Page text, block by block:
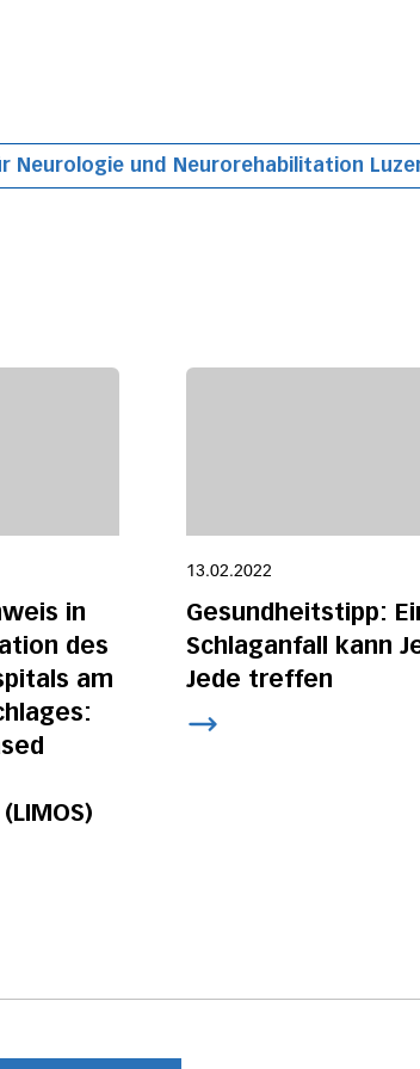
Neurologie und Neurorehabilitation
in
des
am
13.02.2022
Gesundheitstipp:
Schlaganfall kann
Jede treffen